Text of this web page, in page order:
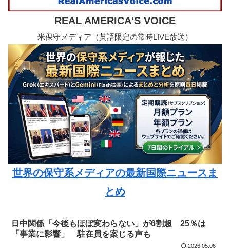
REAL AMERICA'S VOICE
米保守メディア（英語限定の常時LIVE放送）
世界の保守系メディアの最新国際ニュースま
とめ
日中関係「今後もほぼ変わらない」が6割超 25％は
「事業に影響」 駐在員を案じる声も
2026.05.06